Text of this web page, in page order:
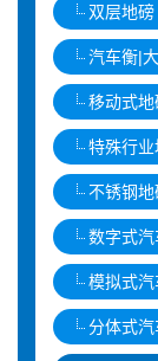
双层地磅
汽车衡|
移动式地
特殊行业
不锈钢地
数字式汽
模拟式汽
分体式汽